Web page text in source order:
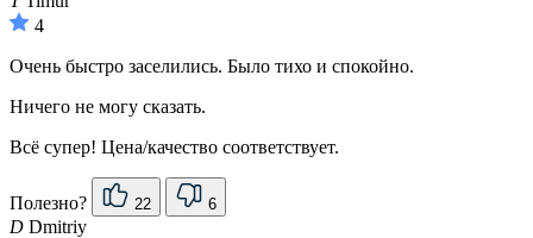
4
Очень быстро заселились. Было тихо и спокойно.
Ничего не могу сказать.
Всё супер! Цена/качество соответствует.
Полезно? 22 6
D Dmitriy